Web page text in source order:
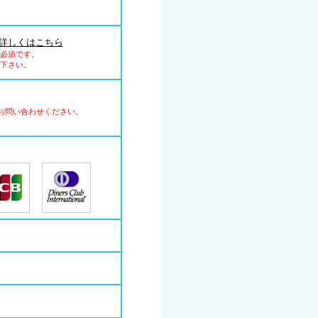
しくはこちら
須です。
さい。
い合わせください。